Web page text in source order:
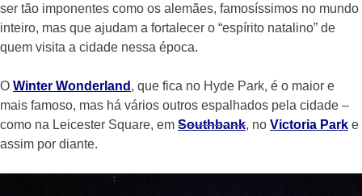
ser tão imponentes como os alemães, famosíssimos no mundo
inteiro, mas que ajudam a fortalecer o “espírito natalino” de
quem visita a cidade nessa época.
O Winter Wonderland , que fica no Hyde Park, é o maior e
mais famoso, mas há vários outros espalhados pela cidade –
como na Leicester Square, em Southbank, no Victoria Park e
assim por diante.